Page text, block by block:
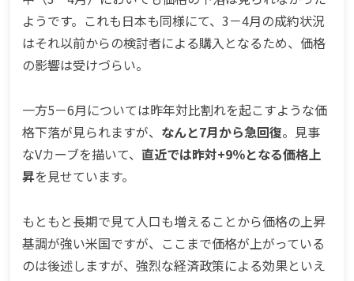
ようです。これも日本も同様にて、3－4月の成約状況
はそれ以前からの検討者による購入となるため、価格
の影響は受けづらい。
一方5－6月については昨年対比割れを起こすような価
格下落が見られますが、 なんと7月から急回復。見事
なVカーブを描いて、 直近では昨対+9％となる価格上
昇を見せています。
もともと長期で見て人口も増えることから価格の上昇
基調が強い米国ですが、ここまで価格が上がっている
のは後述しますが、強烈な経済政策による効果といえ